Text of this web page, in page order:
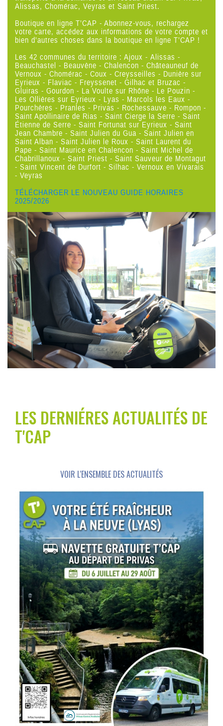
Alissas, Chomérac, Veyras et Saint Priest.
Boutique en ligne T’CAP - Abonnez-vous, rechargez
votre carte, accédez aux informations de votre compte et
bien d’autres choses dans la boutique en ligne T’CAP !
Les 42 communes du territoire : Ajoux - Alissas -
Beauchastel - Beauvène - Chalencon - Châteauneuf de
Vernoux - Chomérac - Coux - Creysseilles - Dunière sur
Eyrieux - Flaviac - Freyssenet - Gilhac et Bruzac -
Gluiras - Gourdon - La Voulte sur Rhône - Le Pouzin -
Les Ollières sur Eyrieux - Lyas - Marcols les Eaux -
Pourchères - Pranles - Privas - Rochessauve - Rompon -
Saint Apollinaire de Rias - Saint Cierge la Serre - Saint
Étienne de Serre - Saint Fortunat sur Eyrieux - Saint
Jean Chambre - Saint Julien du Gua - Saint Julien en
Saint Alban - Saint Julien le Roux - Saint Laurent du
Pape - Saint Maurice en Chalencon - Saint Michel de
Chabrillanoux - Saint Priest - Saint Sauveur de Montagut
- Saint Vincent de Durfort - Silhac - Vernoux en Vivarais
- Veyras
TÉLÉCHARGER LE NOUVEAU GUIDE HORAIRES
2025/2026
LES DERNIÉRES ACTUALITÉS DE
T'CAP
VOIR L'ENSEMBLE DES ACTUALITÉS